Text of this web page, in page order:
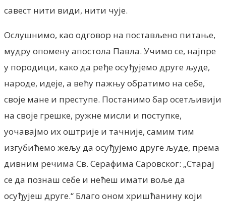
савест нити види, нити чује.
Ослушнимо, као одговор на постављено питање,
мудру опомену апостола Павла. Учимо се, најпре
у породици, како да ређе осуђујемо друге људе,
народе, идеје, а већу пажњу обратимо на себе,
своје мане и преступе. Постанимо бар осетљивији
на своје грешке, ружне мисли и поступке,
уочавајмо их оштрије и тачније, самим тим
изгубићемо жељу да осуђујемо друге људе, према
дивним речима Св. Серафима Саровског: „Старај
се да познаш себе и нећеш имати воље да
осуђујеш друге.“ Благо оном хришћанину који